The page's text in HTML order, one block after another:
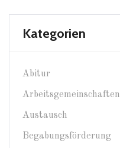
Kategorien
Abitur
Arbeitsgemeinschaften
Austausch
Begabungsförderung